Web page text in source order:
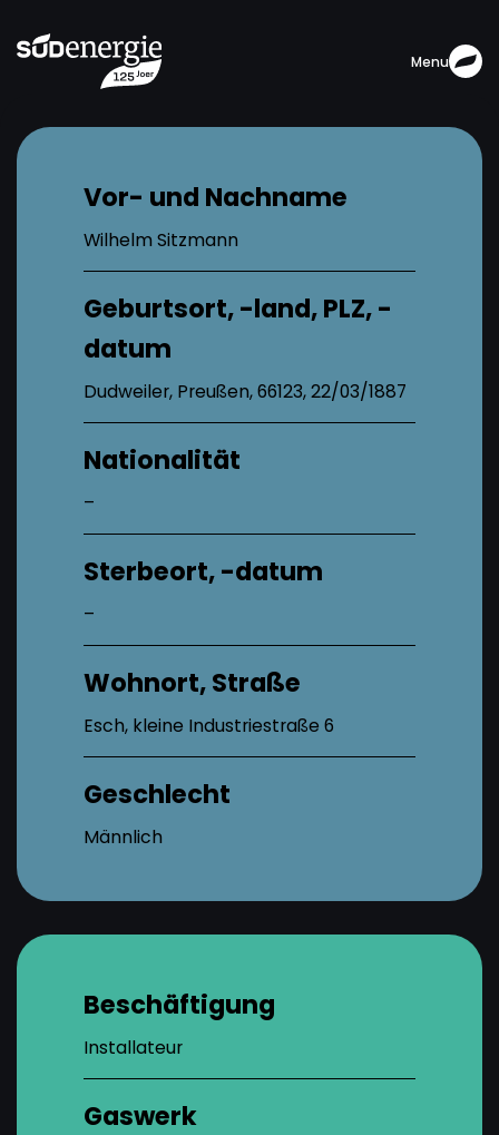
Menu
Vor- und Nachname
Wilhelm Sitzmann
Geburtsort, -land, PLZ, -
datum
Dudweiler, Preußen, 66123, 22/03/1887
Nationalität
–
Sterbeort, -datum
–
Wohnort, Straße
Esch, kleine Industriestraße 6
Geschlecht
Männlich
Beschäftigung
Installateur
Gaswerk